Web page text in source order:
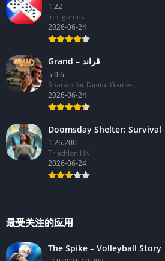
1.22
inhi games
2026-06-24
Grand – قراند
5.0.6
Shanab for Digital Games
2026-06-24
Doomsday Shelter: Survival
1.26.200
Triathlon HK
2026-06-24
最受关注的应用
The Spike – Volleyball Story